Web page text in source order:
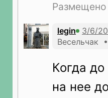
Размещено
legin
Весельчак
Когда
на нее